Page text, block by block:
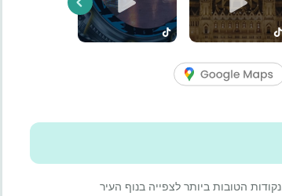
Previous
הטובות ביותר לצפייה בנוף העיר